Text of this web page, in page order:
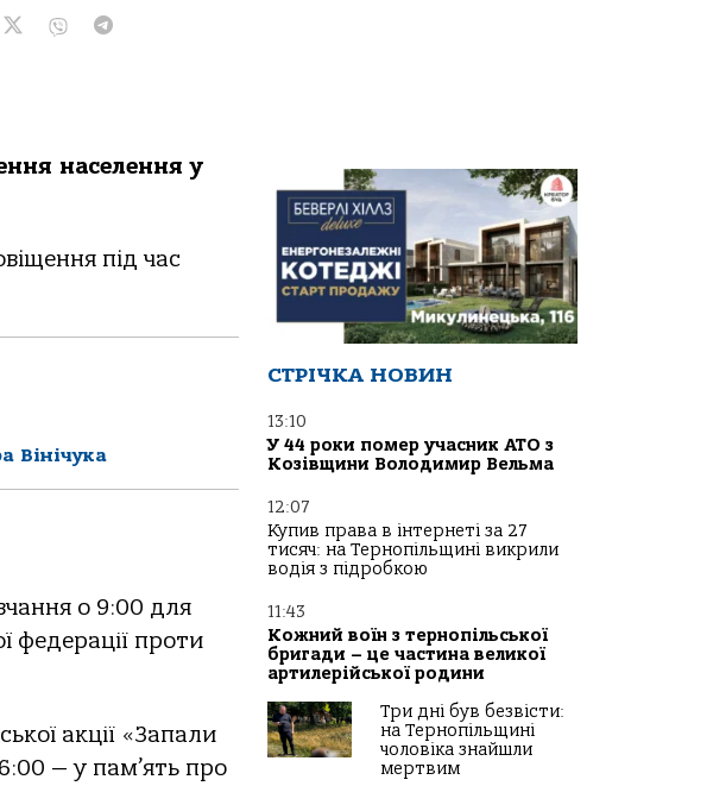
населення у
під час
Вінічука
о 9:00 для
федерації проти
акції «Запали
— у пам’ять про
СТРІЧКА НОВИН
13:10
У 44 роки помер учасник АТО з
Козівщини Володимир Вельма
12:07
Купив права в інтернеті за 27
тисяч: на Тернопільщині викрили
водія з підробкою
11:43
Кожний воїн з тернопільської
бригади – це частина великої
артилерійської родини
Три дні був безвісти:
на Тернопільщині
чоловіка знайшли
мертвим